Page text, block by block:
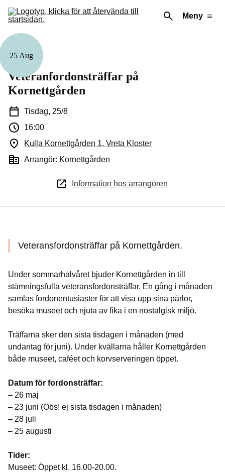
Meny
25 Aug
Familj
Veteranfordonsträffar på
Kornettgården
Tisdag, 25/8
16:00
Kulla Kornettgården 1, Vreta Kloster
Arrangör: Kornettgården
Information hos arrangören
Veteransfordonsträffar på Kornettgården.
Under sommarhalvåret bjuder Kornettgården in till
stämningsfulla veteransfordonsträffar. En gång i månaden
samlas fordonentusiaster för att visa upp sina pärlor,
besöka museet och njuta av fika i en nostalgisk miljö.
Träffarna sker den sista tisdagen i månaden (med
undantag för juni). Under kvällarna håller Kornettgården
både museet, caféet och korvserveringen öppet.
Datum för fordonsträffar:
– 26 maj
– 23 juni (Obs! ej sista tisdagen i månaden)
– 28 juli
– 25 augusti
Tider:
Museet: Öppet kl. 16.00-20.00.